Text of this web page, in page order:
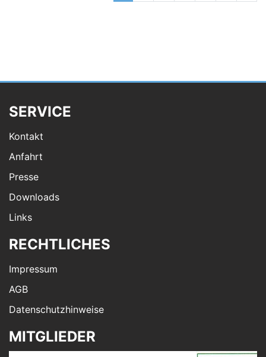
SERVICE
Kontakt
Anfahrt
Presse
Downloads
Links
RECHTLICHES
Impressum
AGB
Datenschutzhinweise
MITGLIEDER